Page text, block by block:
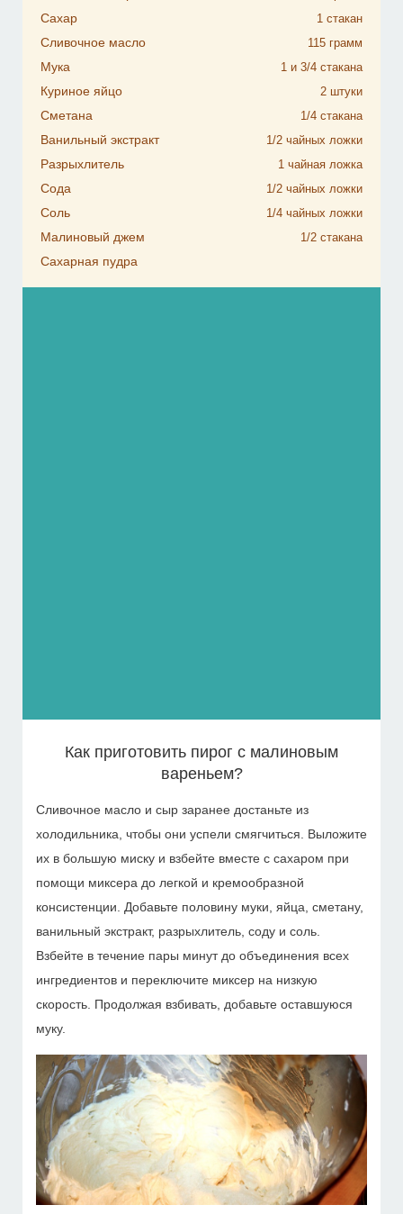
Сахар 1 стакан
Сливочное масло 115 грамм
Мука 1 и 3/4 стакана
Куриное яйцо 2 штуки
Сметана 1/4 стакана
Ванильный экстракт 1/2 чайных ложки
Разрыхлитель 1 чайная ложка
Сода 1/2 чайных ложки
Соль 1/4 чайных ложки
Малиновый джем 1/2 стакана
Сахарная пудра
Как приготовить пирог с малиновым
вареньем?
Сливочное масло и сыр заранее достаньте из
холодильника, чтобы они успели смягчиться. Выложите
их в большую миску и взбейте вместе с сахаром при
помощи миксера до легкой и кремообразной
консистенции. Добавьте половину муки, яйца, сметану,
ванильный экстракт, разрыхлитель, соду и соль.
Взбейте в течение пары минут до объединения всех
ингредиентов и переключите миксер на низкую
скорость. Продолжая взбивать, добавьте оставшуюся
муку.